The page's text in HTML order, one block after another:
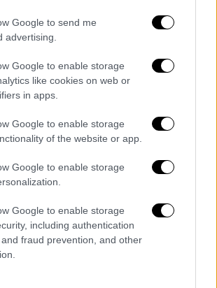
Google to send me
advertising.
Google to enable storage
like cookies on web or
in apps.
Google to enable storage
of the website or app.
Google to enable storage
Google to enable storage
including authentication
fraud prevention, and other
21:45
μικρό αγοράκι